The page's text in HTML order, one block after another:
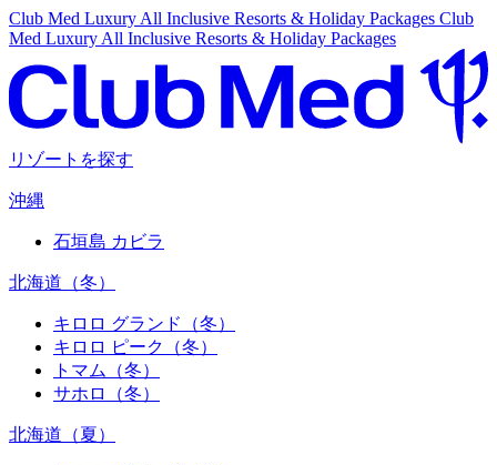
Club Med Luxury All Inclusive Resorts & Holiday Packages Club
Med Luxury All Inclusive Resorts & Holiday Packages
リゾートを探す
沖縄
石垣島 カビラ
北海道（冬）
キロロ グランド（冬）
キロロ ピーク（冬）
トマム（冬）
サホロ（冬）
北海道（夏）